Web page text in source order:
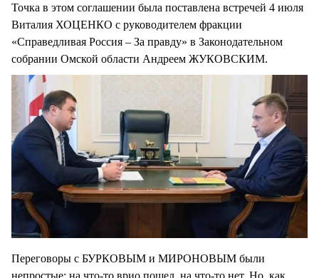
Точка в этом соглашении была поставлена встречей 4 июля
Виталия ХОЦЕНКО с руководителем фракции
«Справедливая Россия – За правду» в Законодательном
собрании Омской области Андреем ЖУКОВСКИМ.
Переговоры с БУРКОВЫМ и МИРОНОВЫМ были
непростые: на что-то врио пошел, на что-то нет. Но, как